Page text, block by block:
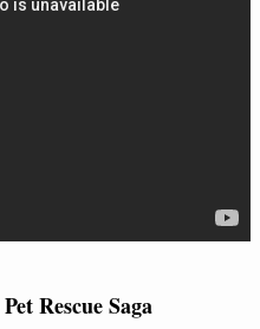
Rescue Saga